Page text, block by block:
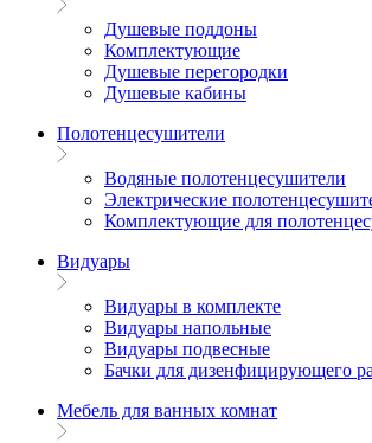
Душевые поддоны
Комплектующие
Душевые перегородки
Душевые кабины
Полотенцесушители
Водяные полотенцесушители
Электрические
Комплектующие для
Видуары
Видуары в комплекте
Видуары напольные
Видуары подвесные
Бачки для дизенфицирующего
Мебель для ванных комнат